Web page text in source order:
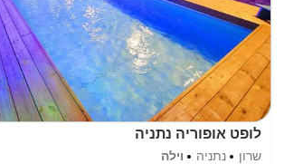
לופט אופוריה נתניה
שרון נתניה וילה